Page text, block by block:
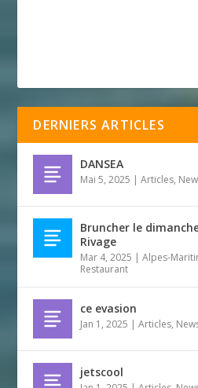
DERNIERS ARTICLES
DANSEA
Mai 5, 2025 |Articles,
Bruncher le
Rivage
Mar 4, 2025 |Alpes-
Restaurant
ce evasion
Jan 1, 2025 |Articles,
jetscool